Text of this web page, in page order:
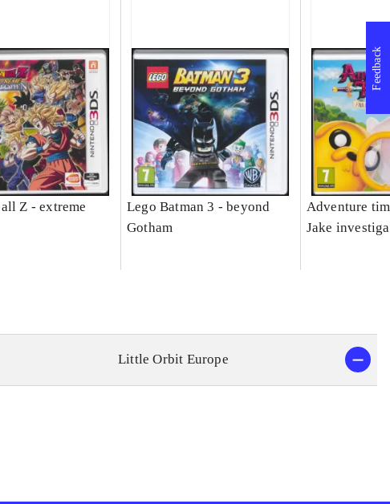
Z - extreme
Lego Batman 3 - beyond
Gotham
Adventure
Jake
Little Orbit Europe
Feedback